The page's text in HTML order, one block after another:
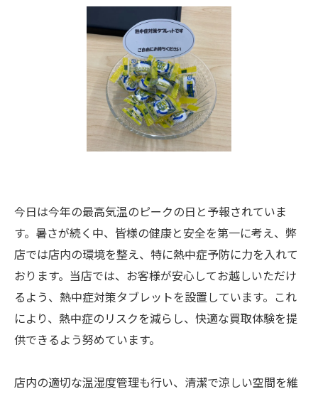
今日は今年の最高気温のピークの日と予報されていま
す。暑さが続く中、皆様の健康と安全を第一に考え、弊
店では店内の環境を整え、特に熱中症予防に力を入れて
おります。当店では、お客様が安心してお越しいただけ
るよう、熱中症対策タブレットを設置しています。これ
により、熱中症のリスクを減らし、快適な買取体験を提
供できるよう努めています。
店内の適切な温湿度管理も行い、清潔で涼しい空間を維